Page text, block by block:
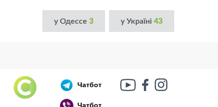
у Одессе 3 у Україні 43
Чатбот
Чатбот